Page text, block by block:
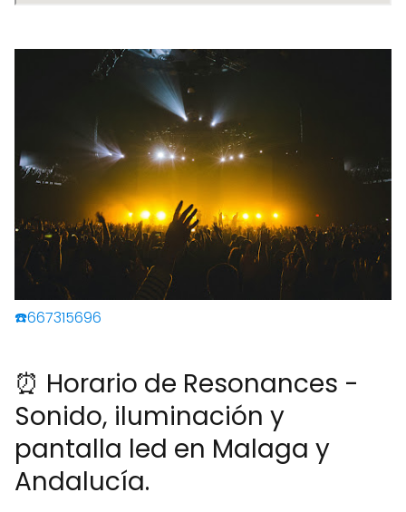
☎️667315696
⏰ Horario de Resonances -
Sonido, iluminación y
pantalla led en Malaga y
Andalucía.